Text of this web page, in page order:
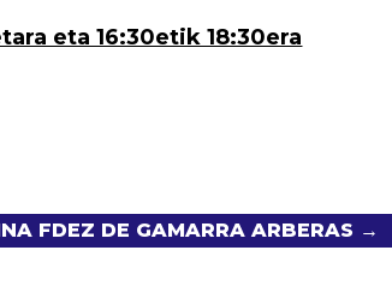
eta 16:30etik 18:30era
FDEZ DE GAMARRA ARBERAS →